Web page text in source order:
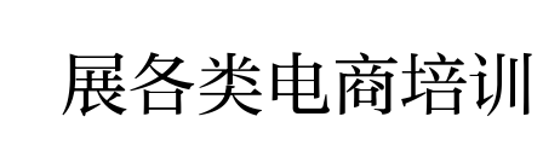
展各类电商培